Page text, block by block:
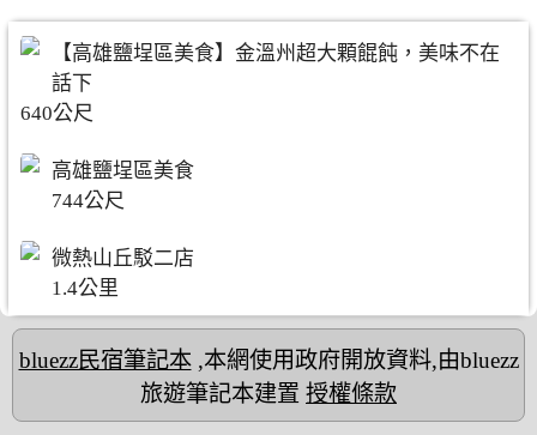
【高雄鹽埕區美食】金溫州超大顆餛飩，美味不在
話下
640公尺
高雄鹽埕區美食
744公尺
微熱山丘駁二店
1.4公里
bluezz民宿筆記本,本網使用政府開放資料,由bluezz
旅遊筆記本建置 授權條款